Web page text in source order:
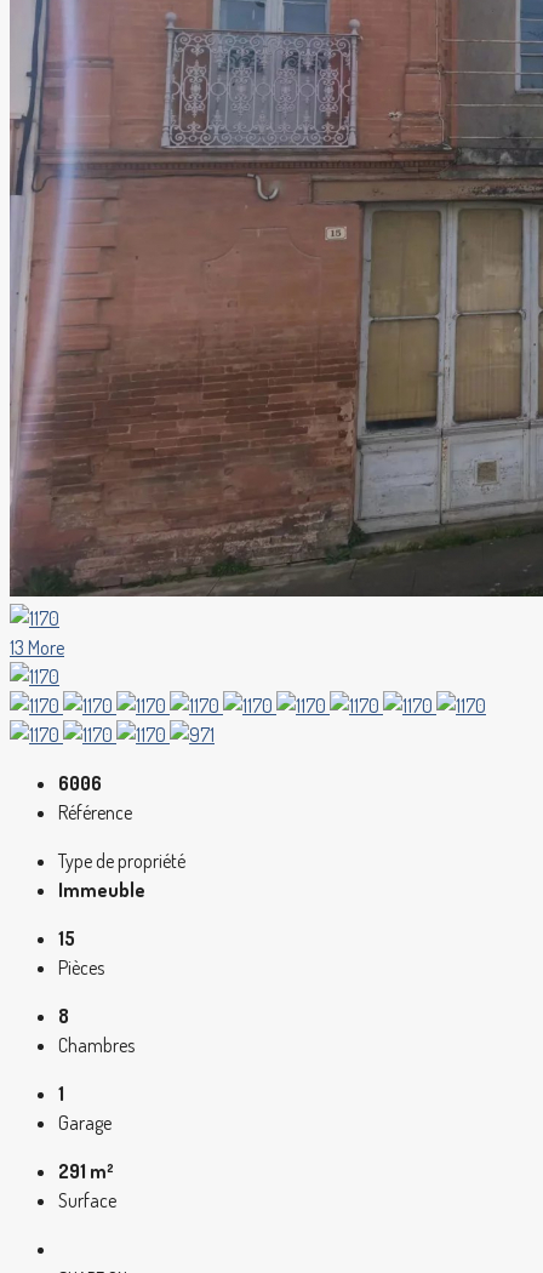
13 More
6006
Référence
Type de propriété
Immeuble
15
Pièces
8
Chambres
1
Garage
291 m²
Surface